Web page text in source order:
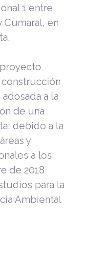
1 entre
en
construcción
a la
de una
debido a la
y
a los
de 2018
para la
Ambiental